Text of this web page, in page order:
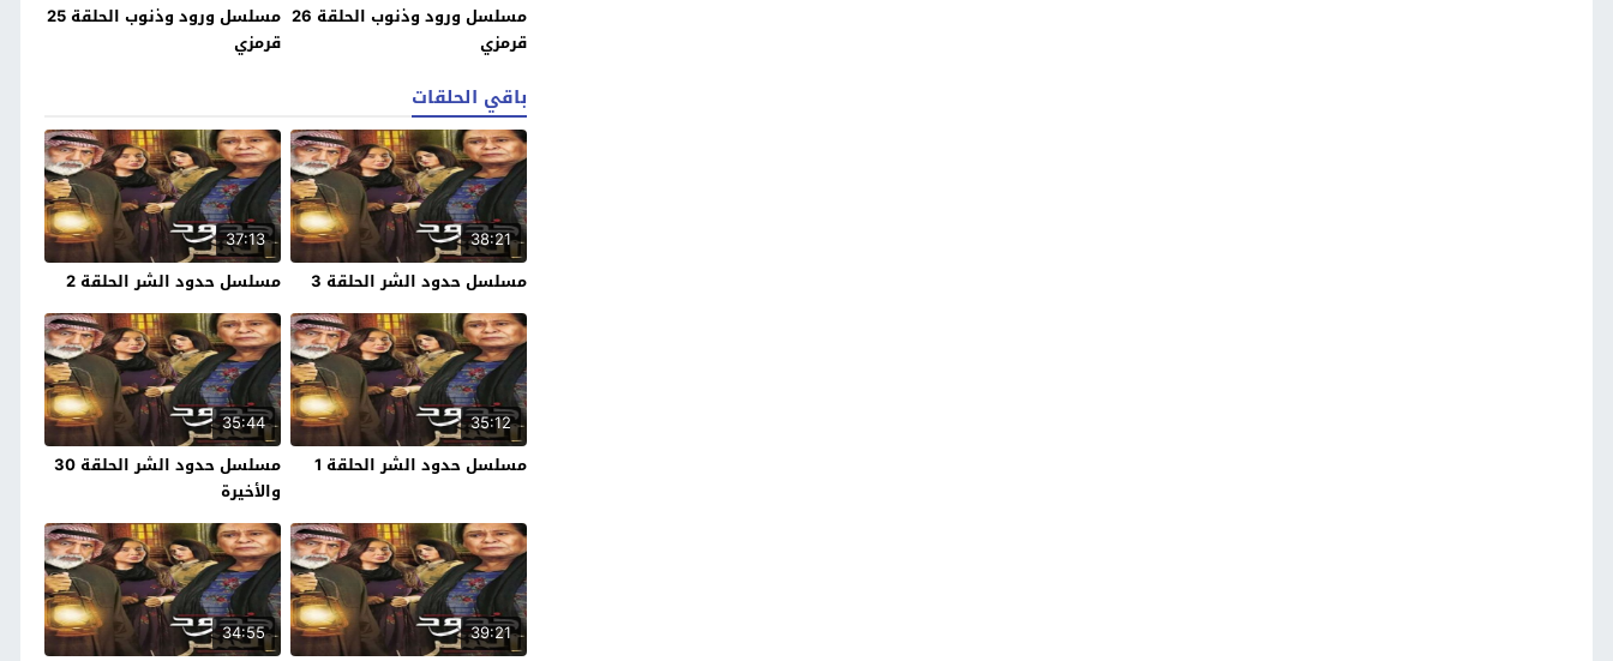
مسلسل ورود وذنوب الحلقة 26
قرمزي
مسلسل ورود وذنوب الحلقة 25
قرمزي
باقي الحلقات
38:21
مسلسل حدود الشر الحلقة 3
37:13
مسلسل حدود الشر الحلقة 2
35:12
مسلسل حدود الشر الحلقة 1
35:44
مسلسل حدود الشر الحلقة 30
والأخيرة
39:21
34:55